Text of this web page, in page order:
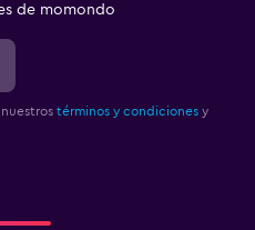
de momondo
términos y condiciones y